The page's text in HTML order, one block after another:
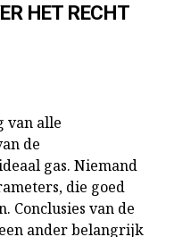
HET RECHT
van alle
de
gas. Niemand
die goed
Conclusies van de
ander belangrijk